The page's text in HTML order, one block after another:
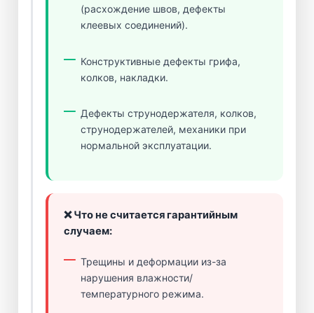
(расхождение швов, дефекты
клеевых соединений).
Конструктивные дефекты грифа,
колков, накладки.
Дефекты струнодержателя, колков,
струнодержателей, механики при
нормальной эксплуатации.
❌ Что не считается гарантийным
случаем:
Трещины и деформации из-за
нарушения влажности/
температурного режима.